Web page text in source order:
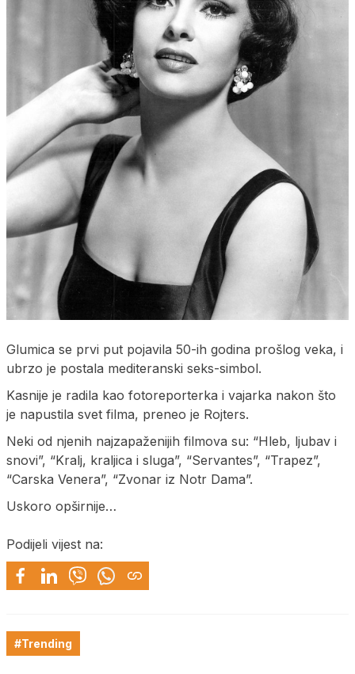
Glumica se prvi put pojavila 50-ih godina prošlog veka, i
ubrzo je postala mediteranski seks-simbol.
Kasnije je radila kao fotoreporterka i vajarka nakon što
je napustila svet filma, preneo je Rojters.
Neki od njenih najzapaženijih filmova su: “Hleb, ljubav i
snovi”, “Kralj, kraljica i sluga”, “Servantes”, “Trapez”,
“Carska Venera”, “Zvonar iz Notr Dama”.
Uskoro opširnije…
Podijeli vijest na:
#Trending